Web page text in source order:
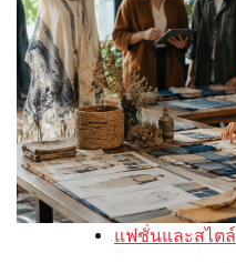
แฟชั่นและสไตล์